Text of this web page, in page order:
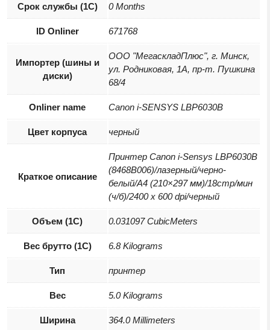
Срок службы (1С) 0 Months
ID Onliner 671768
Импортер (шины и
диски)
ООО "МегаскладПлюс", г. Минск,
ул. Родниковая, 1А, пр-т. Пушкина
68/4
Onliner name Canon i-SENSYS LBP6030B
Цвет корпуса черный
Краткое описание
Принтер Canon i-Sensys LBP6030B
(8468B006)/лазерный/черно-
белый/A4 (210×297 мм)/18стр/мин
(ч/б)/2400 x 600 dpi/черный
Объем (1С) 0.031097 CubicMeters
Вес брутто (1С) 6.8 Kilograms
Тип принтер
Вес 5.0 Kilograms
Ширина 364.0 Millimeters